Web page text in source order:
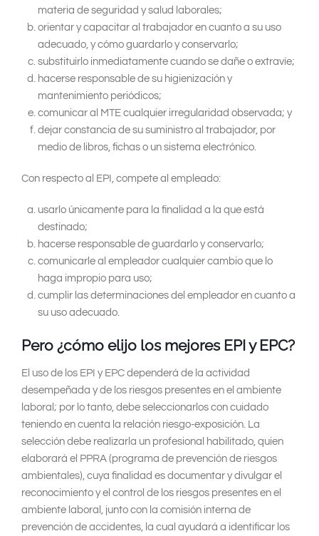
materia de seguridad y salud laborales;
orientar y capacitar al trabajador en cuanto a su uso
adecuado, y cómo guardarlo y conservarlo;
substituirlo inmediatamente cuando se dañe o extravíe;
hacerse responsable de su higienización y
mantenimiento periódicos;
comunicar al MTE cualquier irregularidad observada; y
dejar constancia de su suministro al trabajador, por
medio de libros, fichas o un sistema electrónico.
Con respecto al EPI, compete al empleado:
usarlo únicamente para la finalidad a la que está
destinado;
hacerse responsable de guardarlo y conservarlo;
comunicarle al empleador cualquier cambio que lo
haga impropio para uso;
cumplir las determinaciones del empleador en cuanto a
su uso adecuado.
Pero ¿cómo elijo los mejores EPI y EPC?
El uso de los EPI y EPC dependerá de la actividad
desempeñada y de los riesgos presentes en el ambiente
laboral; por lo tanto, debe seleccionarlos con cuidado
teniendo en cuenta la relación riesgo-exposición. La
selección debe realizarla un profesional habilitado, quien
elaborará el PPRA (programa de prevención de riesgos
ambientales), cuya finalidad es documentar y divulgar el
reconocimiento y el control de los riesgos presentes en el
ambiente laboral, junto con la comisión interna de
prevención de accidentes, la cual ayudará a identificar los